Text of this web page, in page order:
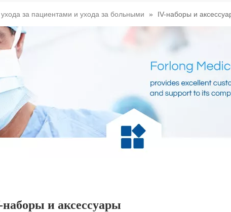
за пациентами и ухода за больными » IV-наборы и
и аксессуары